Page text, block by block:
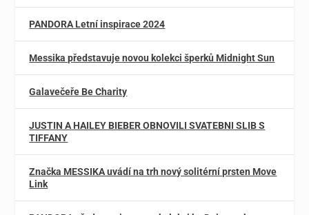
PANDORA Letní inspirace 2024
Messika představuje novou kolekci šperků Midnight Sun
Galavečeře Be Charity
JUSTIN A HAILEY BIEBER OBNOVILI SVATEBNI SLIB S
TIFFANY
Značka MESSIKA uvádí na trh nový solitérní prsten Move
Link